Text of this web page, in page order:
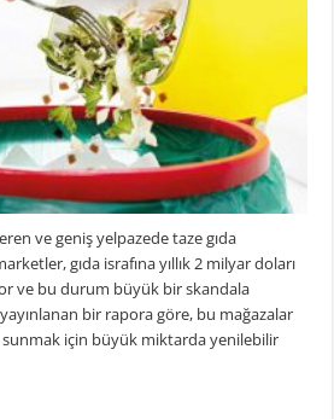
ve geniş yelpazede taze gıda
gıda israfına yıllık 2 milyar doları
ve bu durum büyük bir skandala
bir rapora göre, bu mağazalar
sunmak için büyük miktarda yenilebilir